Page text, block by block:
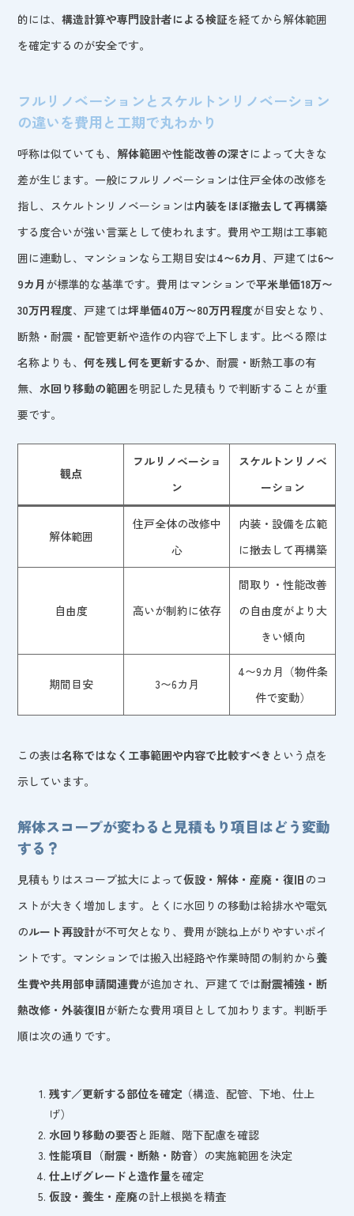
的には、構造計算や専門設計者による検証を経てから解体範囲
を確定するのが安全です。
フルリノベーションとスケルトンリノベーション
の違いを費用と工期で丸わかり
呼称は似ていても、解体範囲や性能改善の深さによって大きな
差が生じます。一般にフルリノベーションは住戸全体の改修を
指し、スケルトンリノベーションは内装をほぼ撤去して再構築
する度合いが強い言葉として使われます。費用や工期は工事範
囲に連動し、マンションなら工期目安は4〜6カ月 、戸建ては6〜
9カ月 が標準的な基準です。費用はマンションで平米単価18万〜
30万円程度、戸建ては坪単価40万〜80万円程度が目安となり、
断熱・耐震・配管更新や造作の内容で上下します。比べる際は
名称よりも、何を残し何を更新するか、耐震・断熱工事の有
無、水回り移動の範囲を明記した見積もりで判断することが重
要です。
観点
フルリノベーショ
ン
スケルトンリノベ
ーション
解体範囲
住戸全体の改修中
心
内装・設備を広範
に撤去して再構築
自由度 高いが制約に依存
間取り・性能改善
の自由度がより大
きい傾向
期間目安 3〜6カ月
4〜9カ月（物件条
件で変動）
この表は名称ではなく工事範囲や内容で比較すべき という点を
示しています。
解体スコープが変わると見積もり項目はどう変動
する？
見積もりはスコープ拡大によって仮設・解体・産廃・復旧のコ
ストが大きく増加します。とくに水回りの移動は給排水や電気
のルート再設計が不可欠となり、費用が跳ね上がりやすいポイ
ントです。マンションでは搬入出経路や作業時間の制約から養
生費や共用部申請関連費が追加され、戸建てでは耐震補強・断
熱改修・外装復旧が新たな費用項目として加わります。判断手
順は次の通りです。
残す／更新する部位を確定 （構造、配管、下地、仕上
げ）
水回り移動の要否と距離、階下配慮を確認
性能項目（耐震・断熱・防音） の実施範囲を決定
仕上げグレードと造作量を確定
仮設・養生・産廃の計上根拠を精査